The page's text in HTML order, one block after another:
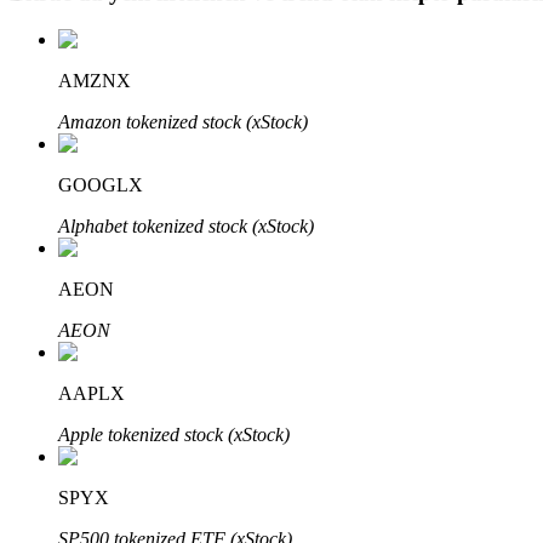
BTR Kilitleme
BTR sahiplerine özel yatırımlar
Krediler
Kripto destekli borçlanma hizmeti
AMZNX
Amazon tokenized stock (xStock)
GOOGLX
Alphabet tokenized stock (xStock)
AEON
AEON
AAPLX
Apple tokenized stock (xStock)
SPYX
SP500 tokenized ETF (xStock)